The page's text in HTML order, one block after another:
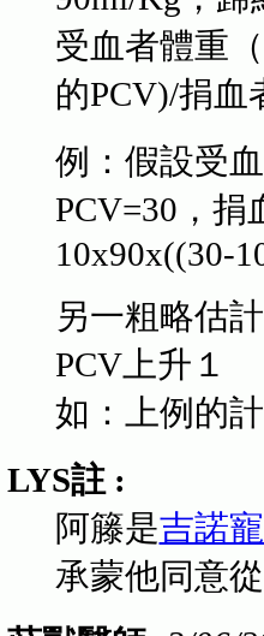
受血者體重
的PCV)/捐血
例：假設受
PCV=30，捐
10x90x((30-
另一粗略估
PCV上升１
如：上例的
LYS註 :
阿籐是吉諾
承蒙他同意